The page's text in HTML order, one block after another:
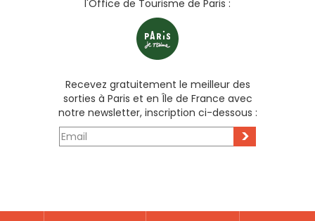
l'Office de Tourisme de Paris :
Recevez gratuitement le meilleur des
sorties à Paris et en Île de France avec
notre newsletter, inscription ci-dessous :
>